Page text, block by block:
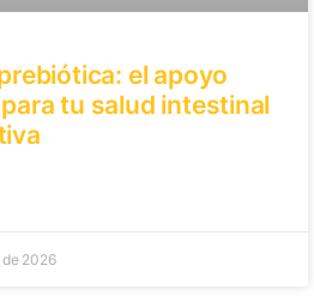
el apoyo
tu salud intestinal
2026